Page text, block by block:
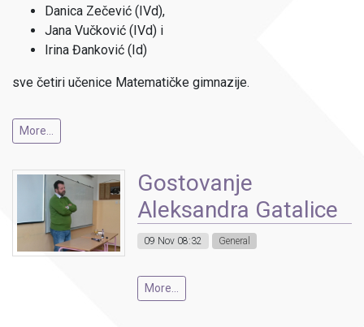
Danica Zečević (IVd),
Jana Vučković (IVd) i
Irina Đanković (Id)
sve četiri učenice Matematičke gimnazije.
More...
Gostovanje
Aleksandra Gatalice
09 Nov 08:32 General
More...